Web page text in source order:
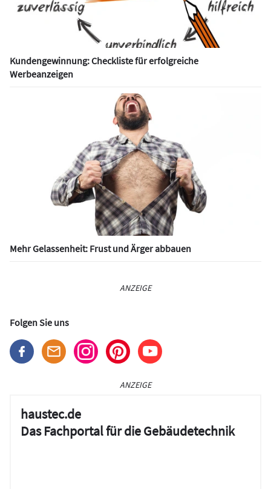
Kundengewinnung: Checkliste für erfolgreiche
Werbeanzeigen
Mehr Gelassenheit: Frust und Ärger abbauen
ANZEIGE
Folgen Sie uns
ANZEIGE
haustec.de
Das Fachportal für die Gebäudetechnik